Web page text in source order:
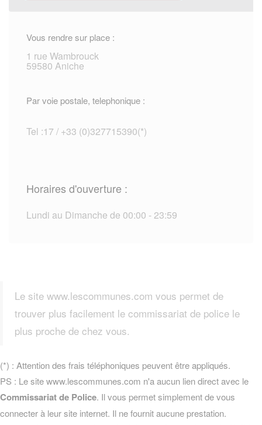
Vous rendre sur place :
1 rue Wambrouck
59580 Aniche
Par voie postale, telephonique :
Tel :17 / +33 (0)327715390(*)
Horaires d'ouverture :
Lundi au Dimanche de 00:00 - 23:59
Le site www.lescommunes.com vous permet de
trouver plus facilement le commissariat de police le
plus proche de chez vous.
(*) : Attention des frais téléphoniques peuvent être appliqués.
PS : Le site www.lescommunes.com n'a aucun lien direct avec le
Commissariat de Police. Il vous permet simplement de vous
connecter à leur site internet. Il ne fournit aucune prestation.